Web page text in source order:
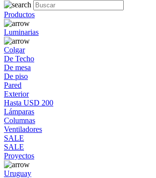
Productos
Luminarias
Colgar
De Techo
De mesa
De piso
Pared
Exterior
Hasta USD 200
Lámparas
Columnas
Ventiladores
SALE
SALE
Proyectos
Uruguay